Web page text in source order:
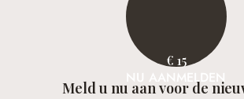
€ 15
NU AANMELDEN
Meld u nu aan voor de